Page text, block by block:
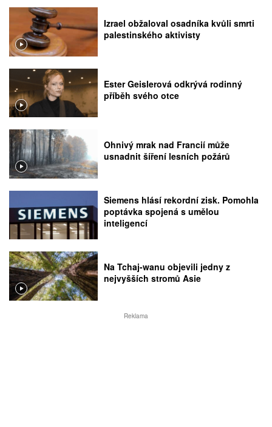
Izrael obžaloval osadníka kvůli smrti
palestinského aktivisty
Ester Geislerová odkrývá rodinný
příběh svého otce
Ohnivý mrak nad Francií může
usnadnit šíření lesních požárů
Siemens hlásí rekordní zisk. Pomohla
poptávka spojená s umělou
inteligencí
Na Tchaj-wanu objevili jedny z
nejvyšších stromů Asie
Reklama